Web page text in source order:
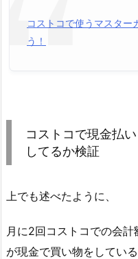
コストコで使うマスター
う！
コストコで現金払
してるか検証
上でも述べたように、
月に2回コストコでの会
が現金で買い物をしてい